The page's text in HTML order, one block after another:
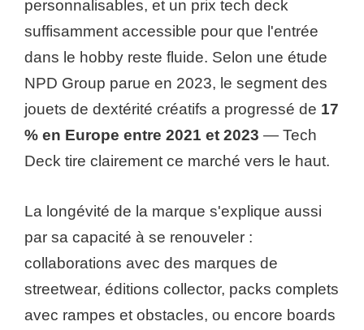
personnalisables, et un prix tech deck
suffisamment accessible pour que l'entrée
dans le hobby reste fluide. Selon une étude
NPD Group parue en 2023, le segment des
jouets de dextérité créatifs a progressé de 17
% en Europe entre 2021 et 2023 — Tech
Deck tire clairement ce marché vers le haut.
La longévité de la marque s'explique aussi
par sa capacité à se renouveler :
collaborations avec des marques de
streetwear, éditions collector, packs complets
avec rampes et obstacles, ou encore boards